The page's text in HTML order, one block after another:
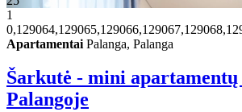
1
Apartamentai Palanga, Palanga
Šarkutė - mini apartamentų
Palangoje